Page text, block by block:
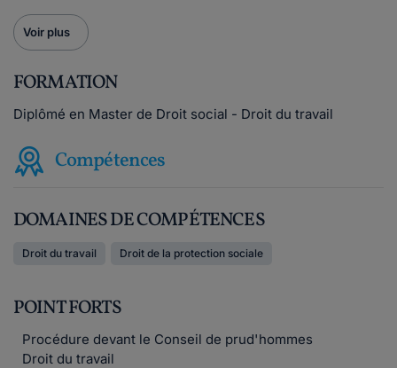
Voir plus
FORMATION
Diplômé en Master de Droit social - Droit du travail
Compétences
DOMAINES DE COMPÉTENCES
Droit du travail Droit de la protection sociale
POINT FORTS
Procédure devant le Conseil de prud'hommes
Droit du travail